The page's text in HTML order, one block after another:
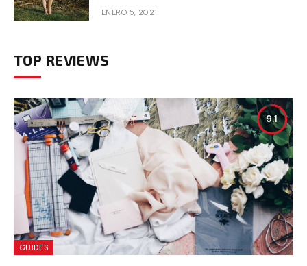
ENERO 5, 2021
TOP REVIEWS
9.1
GUIDES